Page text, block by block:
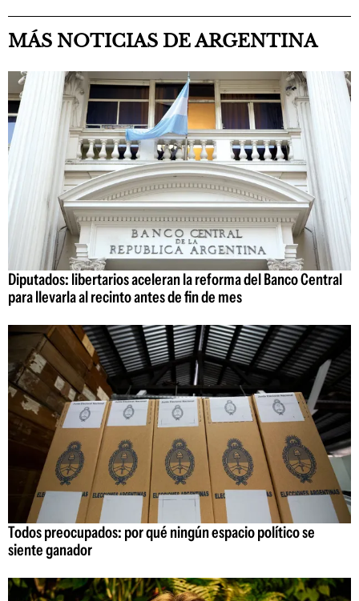
MÁS NOTICIAS DE ARGENTINA
Diputados: libertarios aceleran la reforma del Banco Central
para llevarla al recinto antes de fin de mes
Todos preocupados: por qué ningún espacio político se
siente ganador